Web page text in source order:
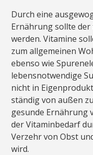
Durch eine
Ernährung sollte
werden. Vitamine
zum allgemeinen
ebenso wie
lebensnotwendige
nicht in
ständig von außen
gesunde Ernährung
der Vitaminbedarf
Verzehr von Obst
wird.